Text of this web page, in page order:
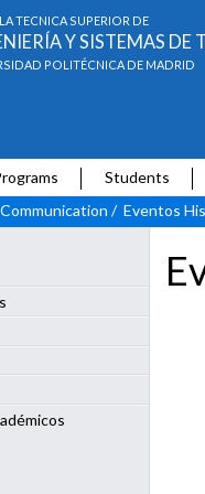
TÉCNICA SUPERIOR DE
Y SISTEMAS
POLITÉCNICA DE MADRID
Students
Communication / Eventos